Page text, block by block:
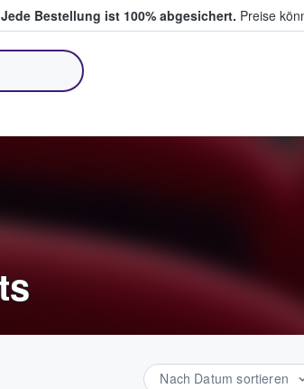
Jede Bestellung ist 100% abgesichert. Preise
Nach Datum sortieren